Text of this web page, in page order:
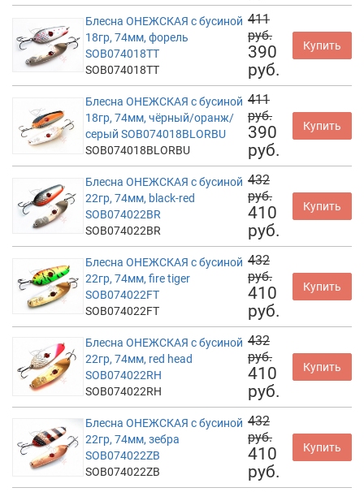
Блесна ОНЕЖСКАЯ с бусиной
18гр, 74мм, форель
SOB074018TT
SOB074018TT
411
руб.
390
руб.
Купить
Блесна ОНЕЖСКАЯ с бусиной
18гр, 74мм, чёрный/оранж/
серый SOB074018BLORBU
SOB074018BLORBU
411
руб.
390
руб.
Купить
Блесна ОНЕЖСКАЯ с бусиной
22гр, 74мм, black-red
SOB074022BR
SOB074022BR
432
руб.
410
руб.
Купить
Блесна ОНЕЖСКАЯ с бусиной
22гр, 74мм, fire tiger
SOB074022FT
SOB074022FT
432
руб.
410
руб.
Купить
Блесна ОНЕЖСКАЯ с бусиной
22гр, 74мм, red head
SOB074022RH
SOB074022RH
432
руб.
410
руб.
Купить
Блесна ОНЕЖСКАЯ с бусиной
22гр, 74мм, зебра
SOB074022ZB
SOB074022ZB
432
руб.
410
руб.
Купить